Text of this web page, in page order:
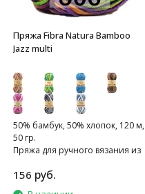
Пряжа Fibra Natura Bamboo
Jazz multi
50% бамбук, 50% хлопок, 120 м,
50 гр.
Пряжа для ручного вязания из
156 руб.